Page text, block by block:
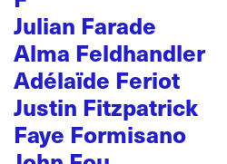
Julian Farade
Alma Feldhandler
Adélaïde Feriot
Justin Fitzpatrick
Faye Formisano